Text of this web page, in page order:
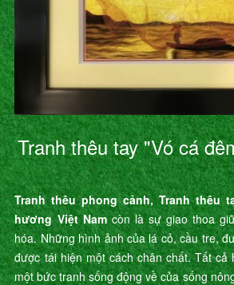
Tranh thêu tay "Vó cá
Tranh thêu phong cảnh, Tranh thêu
hương Việt Namcòn là sự giao thoa
hóa. Những hình ảnh của lá cỏ, cầu tre,
được tái hiện một cách chân chất. Tất cả
một bức tranh sống động về của sống